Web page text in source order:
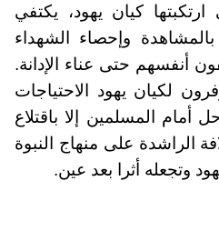
كيان يهود، يكتفي
وإحصاء الشهداء
أنفسهم حتى عناء الإدانة.
لكيان يهود الاحتياجات
أمام المسلمين إلا باقتلاع
الراشدة على منهاج النبوة
وتجعله أثرا بعد عين.